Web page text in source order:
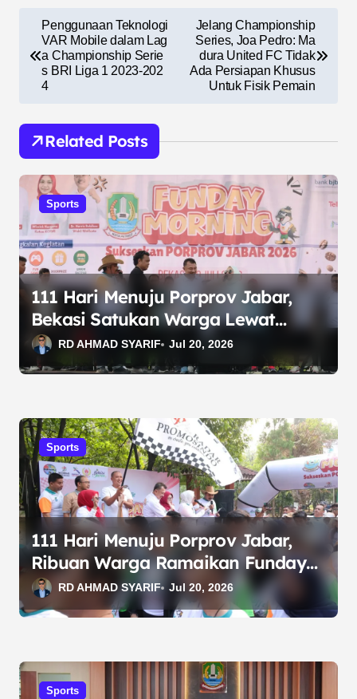
g
a
s
p
o
s
Penggunaan Teknologi
VAR Mobile dalam Lag
a Championship Serie
s BRI Liga 1 2023-202
4
Jelang Championship
Series, Joa Pedro: Ma
dura United FC Tidak
Ada Persiapan Khusus
Untuk Fisik Pemain
Related Posts
Sports
111 Hari Menuju Porprov Jabar,
Bekasi Satukan Warga Lewat
Funday Morning
RD AHMAD SYARIF Jul 20, 2026
Sports
111 Hari Menuju Porprov Jabar,
Ribuan Warga Ramaikan Funday
Morning Bekasi
RD AHMAD SYARIF Jul 20, 2026
Sports